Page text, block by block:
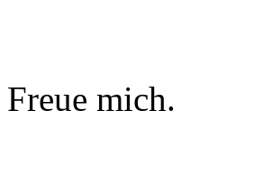
Freue mich.